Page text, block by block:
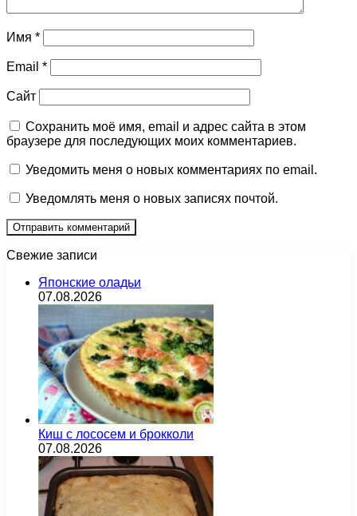
Имя *
Email *
Сайт
Сохранить моё имя, email и адрес сайта в этом
браузере для последующих моих комментариев.
Уведомить меня о новых комментариях по email.
Уведомлять меня о новых записях почтой.
Свежие записи
Японские оладьи
07.08.2026
Киш с лососем и брокколи
07.08.2026